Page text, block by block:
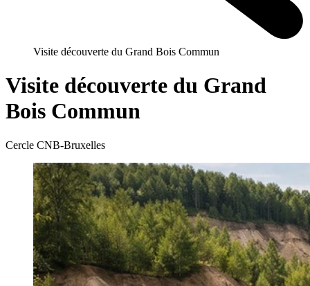
Visite découverte du Grand Bois Commun
Visite découverte du Grand
Bois Commun
Cercle CNB-Bruxelles